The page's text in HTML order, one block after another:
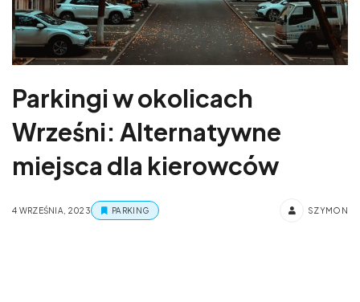
Parkingi w okolicach
Wrześni: Alternatywne
miejsca dla kierowców
4 WRZEŚNIA, 2023 PARKING SZYMON